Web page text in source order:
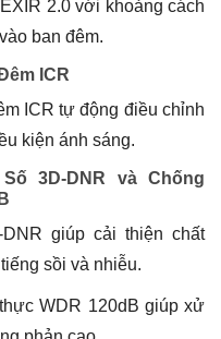
2.0 với khoảng cách
ban đêm.
ICR
ICR tự động điều chỉnh
kiện ánh sáng.
3D-DNR và Chống
giúp cải thiện chất
sồi và nhiễu.
WDR 120dB giúp xử